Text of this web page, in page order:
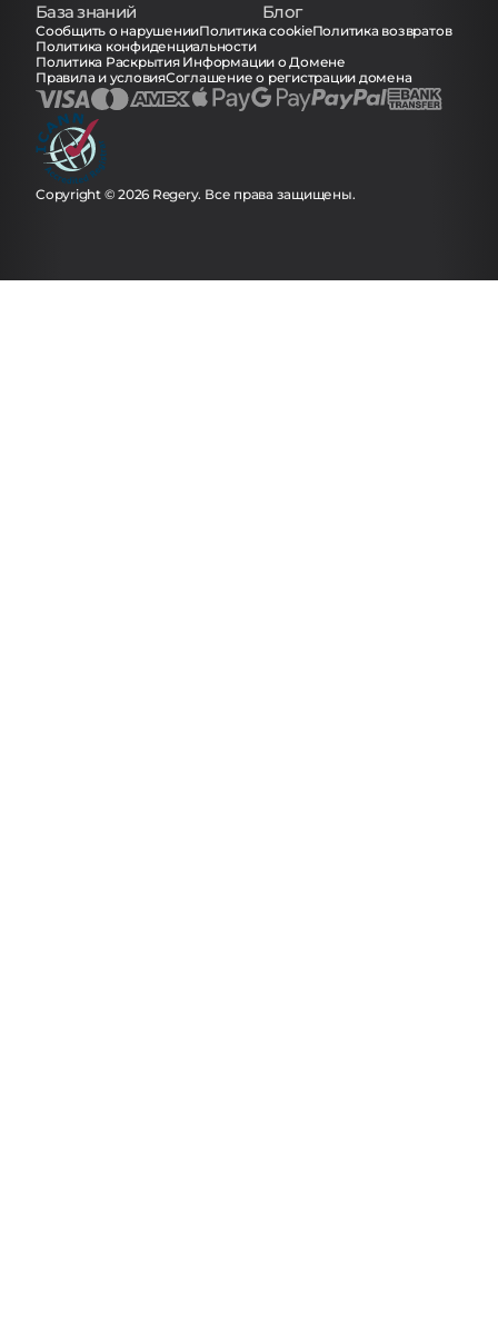
База знаний Блог
Сообщить о нарушенииПолитика cookieПолитика возвратов
Политика конфиденциальности
Политика Раскрытия Информации о Домене
Правила и условияСоглашение о регистрации домена
Copyright © 2026 Regery. Все права защищены.